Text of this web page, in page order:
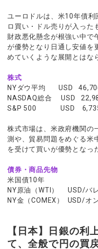
ユーロドルは、米10年債
ロ買い・ドル売りが入った
財政悪化懸念が根強い中で
が優勢となり日通し安値を
めていくような展開とはな
株式
NYダウ平均 USD
NASDAQ総合 USD
S&P 500 USD
株式市場は、米政府機関の
測や、貿易問題をめぐる米
を受けて買いが優勢となっ
債券・商品先物
米国債10年
NY原油（WTI） USD/
NY金（COMEX） USD/
【日本】日銀の利
て、全般で円の買